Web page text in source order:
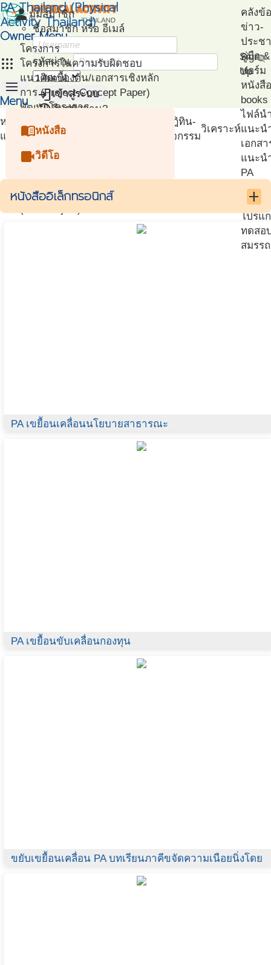
PA Thailand (Physical
Activity Thailand)
Owner Menu
apps
personมุมสมาชิก
ชื่อสมาชิก หรือ อีเมล์
รหัสผ่าน visibility_off
loginเข้าสู่ระบบ
restoreลืมรหัสผ่าน?
Sign
Up
menu
Menu
หน้า
แรก
โครงการ
โครงการในความรับผิดชอบ
แนวคิดเบื้องต้น/เอกสารเชิงหลัก
การ (Project Concept Paper)
พัฒนาโครงการ
ติดตามโครงการ
(Project Management)
แผนที่โครงการ
(Project Mapping)
รายชื่อโครงการ Like
ปฎิทิน-
กิจกรรม
วิเคราะห์
คลังข้
ข่าว-
ประช
คู่มือ
ฟอร์ม
หนังสื
books
ไฟล์น
แนะน
เอกสา
แนะน
PA
โครง
ตัวอย่
โปรแ
ทดสอ
สมรร
menu_bookหนังสือ
videocamวิดีโอ
หนังสืออิเล็กทรอนิกส์ add
PA เขยื้อนเคลื่อนนโยบายสาธารณะ
PA เขยื้อนขับเคลื่อนกองทุน
ขยับเขยื้อนเคลื่อน PA บทเรียนภาคีขจัดความเนือยนิ่งโดย